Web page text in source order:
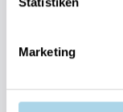
Marketing